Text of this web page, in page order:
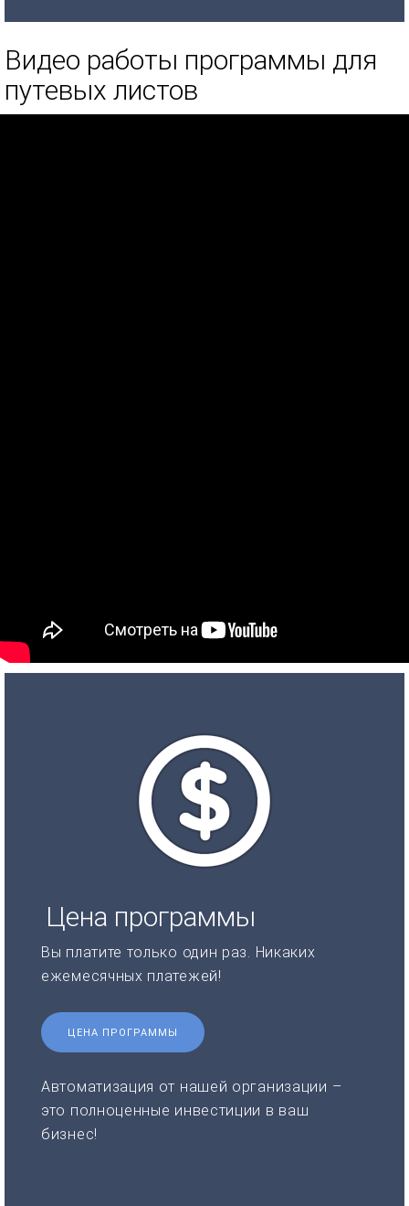
Видео работы программы для
путевых листов
Цена программы
Вы платите только один раз. Никаких
ежемесячных платежей!
ЦЕНА ПРОГРАММЫ
Автоматизация от нашей организации –
это полноценные инвестиции в ваш
бизнес!